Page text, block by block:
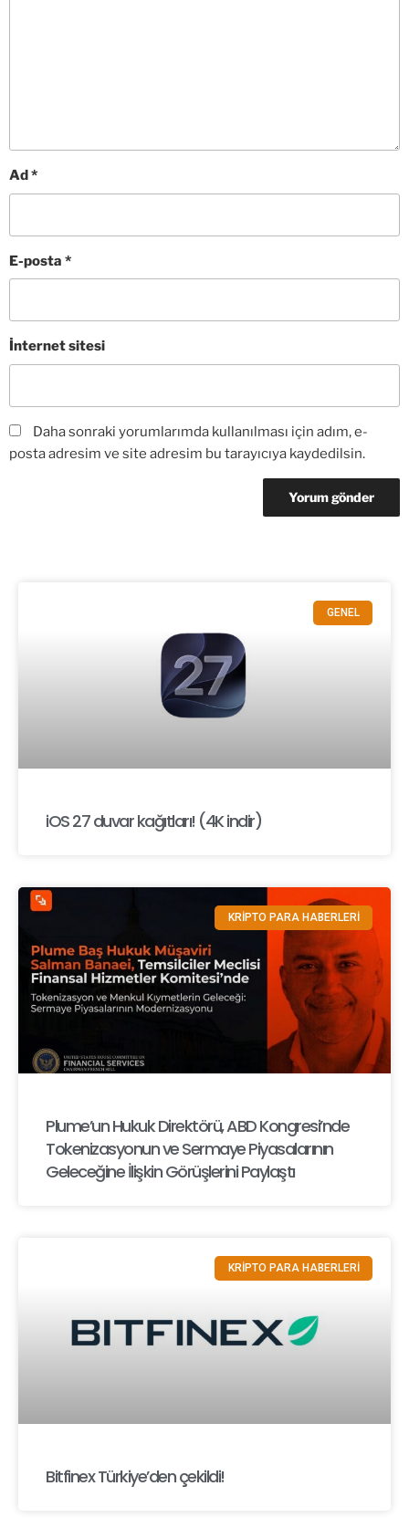
Ad*
E-posta *
İnternet sitesi
Daha sonraki yorumlarımda kullanılması için adım, e-
posta adresim ve site adresim bu tarayıcıya kaydedilsin.
GENEL
iOS 27 duvar kağıtları! (4K indir)
KRİPTO PARA HABERLERİ
Plume’un Hukuk Direktörü, ABD Kongresi’nde
Tokenizasyonun ve Sermaye Piyasalarının
Geleceğine İlişkin Görüşlerini Paylaştı
KRİPTO PARA HABERLERİ
Bitfinex Türkiye’den çekildi!